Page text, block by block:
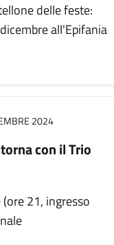
delle feste:
all'Epifania
2024
con il Trio
21, ingresso